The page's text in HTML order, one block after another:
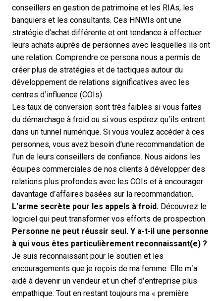
conseillers en gestion de patrimoine et les RIAs, les
banquiers et les consultants. Ces HNWIs ont une
stratégie d'achat différente et ont tendance à effectuer
leurs achats auprès de personnes avec lesquelles ils ont
une relation. Comprendre ce persona nous a permis de
créer plus de stratégies et de tactiques autour du
développement de relations significatives avec les
centres d’influence (COIs).
Les taux de conversion sont très faibles si vous faites
du démarchage à froid ou si vous espérez qu’ils entrent
dans un tunnel numérique. Si vous voulez accéder à ces
personnes, vous avez besoin d'une recommandation de
l’un de leurs conseillers de confiance. Nous aidons les
équipes commerciales de nos clients à développer des
relations plus profondes avec les COIs et à encourager
davantage d’affaires basées sur la recommandation.
L’arme secrète pour les appels à froid . Découvrez le
logiciel qui peut transformer vos efforts de prospection.
Personne ne peut réussir seul. Y a-t-il une personne
à qui vous êtes particulièrement reconnaissant(e) ?
Je suis reconnaissant pour le soutien et les
encouragements que je reçois de ma femme. Elle m’a
aidé à devenir un vendeur et un chef d’entreprise plus
empathique. Tout en restant toujours ma « première